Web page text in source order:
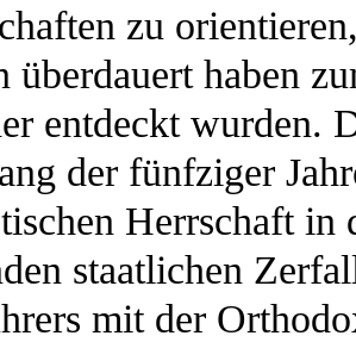
zu
überdauert haben
entdeckt wurden.
der fünfziger
Herrschaft in
staatlichen
mit der